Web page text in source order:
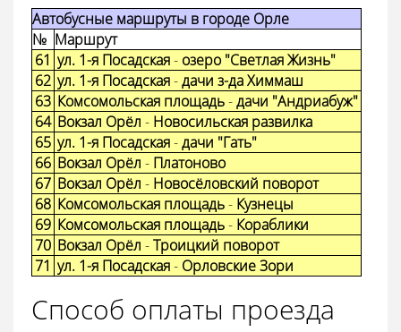
Автобусные маршруты в городе Орле
№ Маршрут
61 ул. 1-я Посадская- озеро "Светлая Жизнь"
62 ул. 1-я Посадская-дачи з-да Химмаш
63 Комсомольская площадь-дачи "Андриабуж"
64 Вокзал Орёл - Новосильская развилка
65 ул. 1-я Посадская-дачи "Гать"
66 Вокзал Орёл - Платоново
67 Вокзал Орёл - Новосёловский поворот
68 Комсомольская площадь- Кузнецы
69 Комсомольская площадь- Кораблики
70 Вокзал Орёл -Троицкий поворот
71 ул. 1-я Посадская- Орловские Зори
Способ оплаты проезда